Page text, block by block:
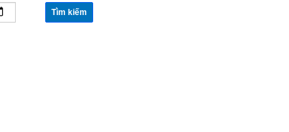
Tìm kiếm